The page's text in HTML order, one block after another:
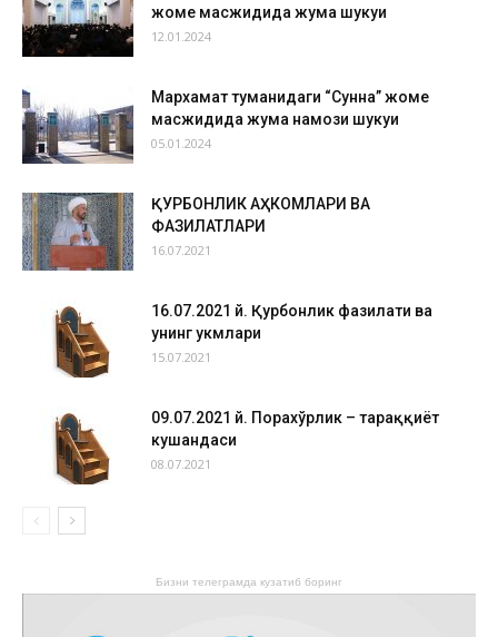
жоме масжидида жума шукуҳи
12.01.2024
Мархамат туманидаги “Сунна” жоме
масжидида жума намози шукуҳи
05.01.2024
ҚУРБОНЛИК АҲКОМЛАРИ ВА
ФАЗИЛАТЛАРИ
16.07.2021
16.07.2021 й. Қурбонлик фазилати ва
унинг ҳукмлари
15.07.2021
09.07.2021 й. Порахўрлик – тараққиёт
кушандаси
08.07.2021
Бизни телеграмда кузатиб боринг